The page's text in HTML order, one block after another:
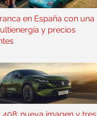
en España con una
y precios